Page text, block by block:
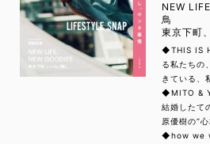
NEW
鳥
東京下町
◆THIS IS
る私たちの
きている、
◆MITO &
結婚したて
原優樹の“
◆how we